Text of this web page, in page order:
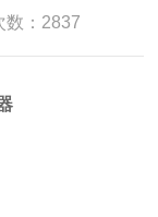
数：2837